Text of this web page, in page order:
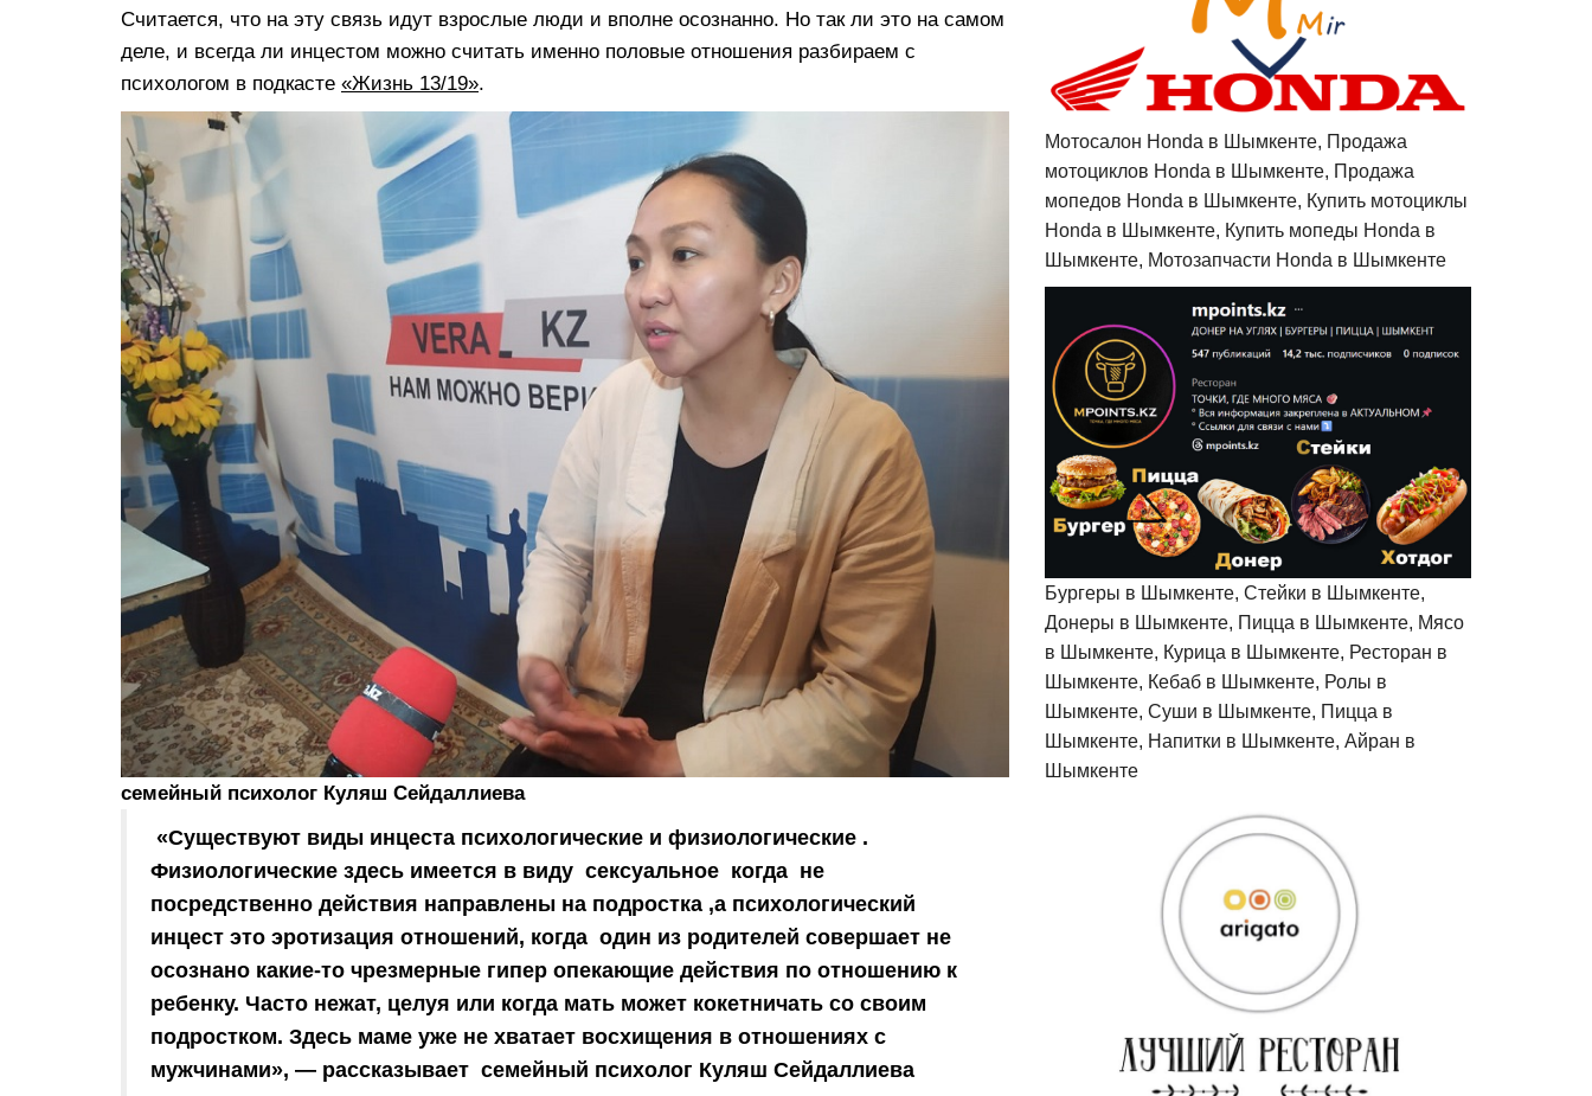
Считается, что на эту связь идут взрослые люди и вполне осознанно. Но так ли это на самом
деле, и всегда ли инцестом можно считать именно половые отношения разбираем с
психологом в подкасте «Жизнь 13/19».
семейный психолог Куляш Сейдаллиева
«Существуют виды инцеста психологические и физиологические .
Физиологические здесь имеется в виду сексуальное когда не
посредственно действия направлены на подростка ,а психологический
инцест это эротизация отношений, когда один из родителей совершает не
осознано какие-то чрезмерные гипер опекающие действия по отношению к
ребенку. Часто нежат, целуя или когда мать может кокетничать со своим
подростком. Здесь маме уже не хватает восхищения в отношениях с
мужчинами», — рассказывает семейный психолог Куляш Сейдаллиева
Мотосалон Honda в Шымкенте, Продажа
мотоциклов Honda в Шымкенте, Продажа
мопедов Honda в Шымкенте, Купить мотоциклы
Honda в Шымкенте, Купить мопеды Honda в
Шымкенте, Мотозапчасти Honda в Шымкенте
Бургеры в Шымкенте, Стейки в Шымкенте,
Донеры в Шымкенте, Пицца в Шымкенте, Мясо
в Шымкенте, Курица в Шымкенте, Ресторан в
Шымкенте, Кебаб в Шымкенте, Ролы в
Шымкенте, Суши в Шымкенте, Пицца в
Шымкенте, Напитки в Шымкенте, Айран в
Шымкенте